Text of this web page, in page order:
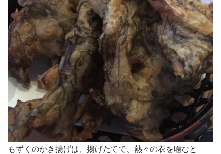
もずくのかき揚げは、揚げたてで、熱々の衣を噛むと